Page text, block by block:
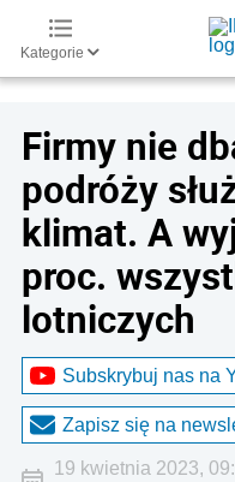
Kategorie
Firmy nie
podróży
klimat. A
proc.
lotniczych
Subskrybuj nas na
Zapisz się na
19 kwietnia 2023,